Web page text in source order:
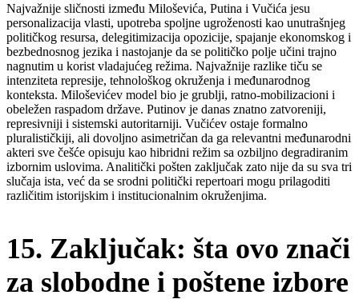
Najvažnije sličnosti između Miloševića, Putina i Vučića jesu
personalizacija vlasti, upotreba spoljne ugroženosti kao unutrašnjeg
političkog resursa, delegitimizacija opozicije, spajanje ekonomskog i
bezbednosnog jezika i nastojanje da se političko polje učini trajno
nagnutim u korist vladajućeg režima. Najvažnije razlike tiču se
intenziteta represije, tehnološkog okruženja i međunarodnog
konteksta. Miloševićev model bio je grublji, ratno-mobilizacioni i
obeležen raspadom države. Putinov je danas znatno zatvoreniji,
represivniji i sistemski autoritarniji. Vučićev ostaje formalno
pluralističkiji, ali dovoljno asimetričan da ga relevantni međunarodni
akteri sve češće opisuju kao hibridni režim sa ozbiljno degradiranim
izbornim uslovima. Analitički pošten zaključak zato nije da su sva tri
slučaja ista, već da se srodni politički repertoari mogu prilagoditi
različitim istorijskim i institucionalnim okruženjima.
15. Zaključak: šta ovo znači
za slobodne i poštene izbore